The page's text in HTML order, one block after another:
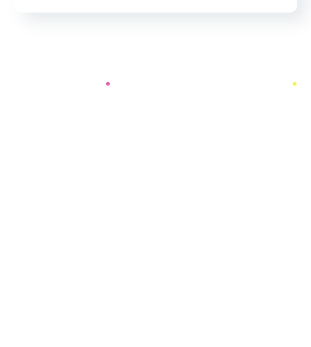
Ремонт цепи питания